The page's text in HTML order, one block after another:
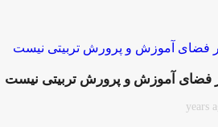
فضای آموزش و پرورش تربیتی نیست